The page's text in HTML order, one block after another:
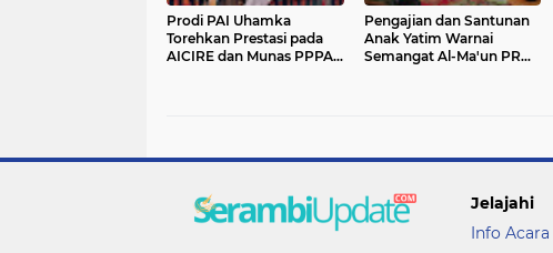
Prodi PAI Uhamka
Torehkan Prestasi pada
AICIRE dan Munas PPPAI
Pengajian dan Santunan
Anak Yatim Warnai
Semangat Al-Ma'un PRM
Jelajahi
Info Acara